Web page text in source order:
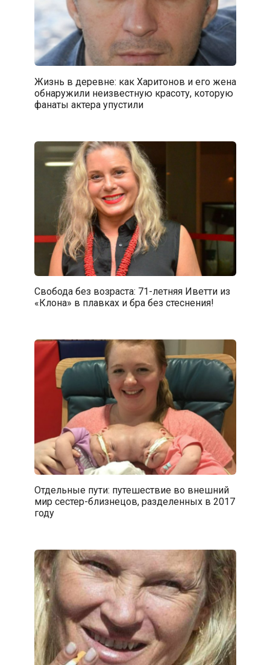
Жизнь в деревне: как Харитонов и его жена
обнаружили неизвестную красоту, которую
фанаты актера упустили
Свобода без возраста: 71-летняя Иветти из
«Клона» в плавках и бра без стеснения!
Отдельные пути: путешествие во внешний
мир сестер-близнецов, разделенных в 2017
году